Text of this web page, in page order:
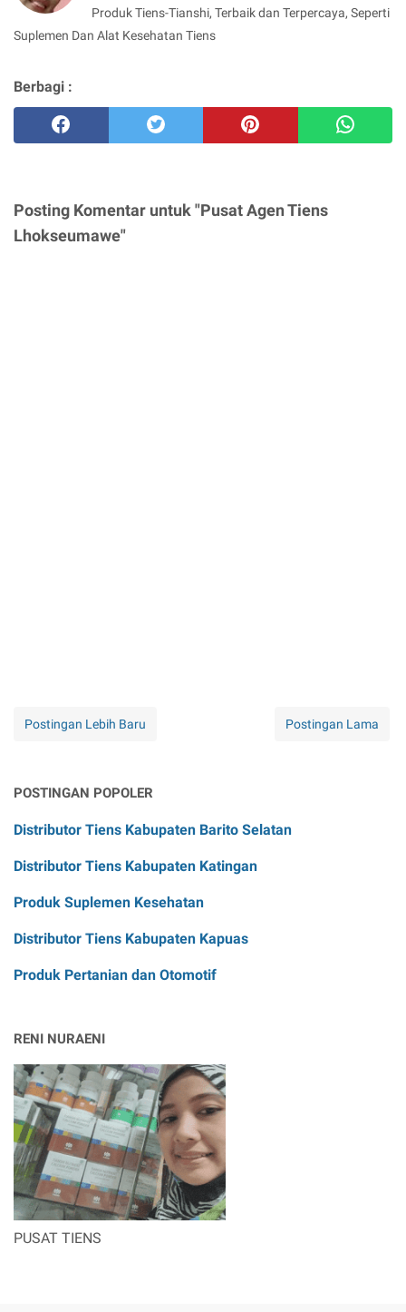
Produk Tiens-Tianshi, Terbaik dan Terpercaya, Seperti
Suplemen Dan Alat Kesehatan Tiens
Berbagi :
Posting Komentar untuk "Pusat Agen Tiens
Lhokseumawe"
Postingan Lebih Baru Postingan Lama
POSTINGAN POPOLER
Distributor Tiens Kabupaten Barito Selatan
Distributor Tiens Kabupaten Katingan
Produk Suplemen Kesehatan
Distributor Tiens Kabupaten Kapuas
Produk Pertanian dan Otomotif
RENI NURAENI
PUSAT TIENS